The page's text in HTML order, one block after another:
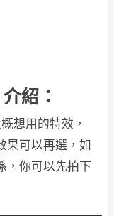
紹：
想用的特效，
果可以再選，如
，你可以先拍下